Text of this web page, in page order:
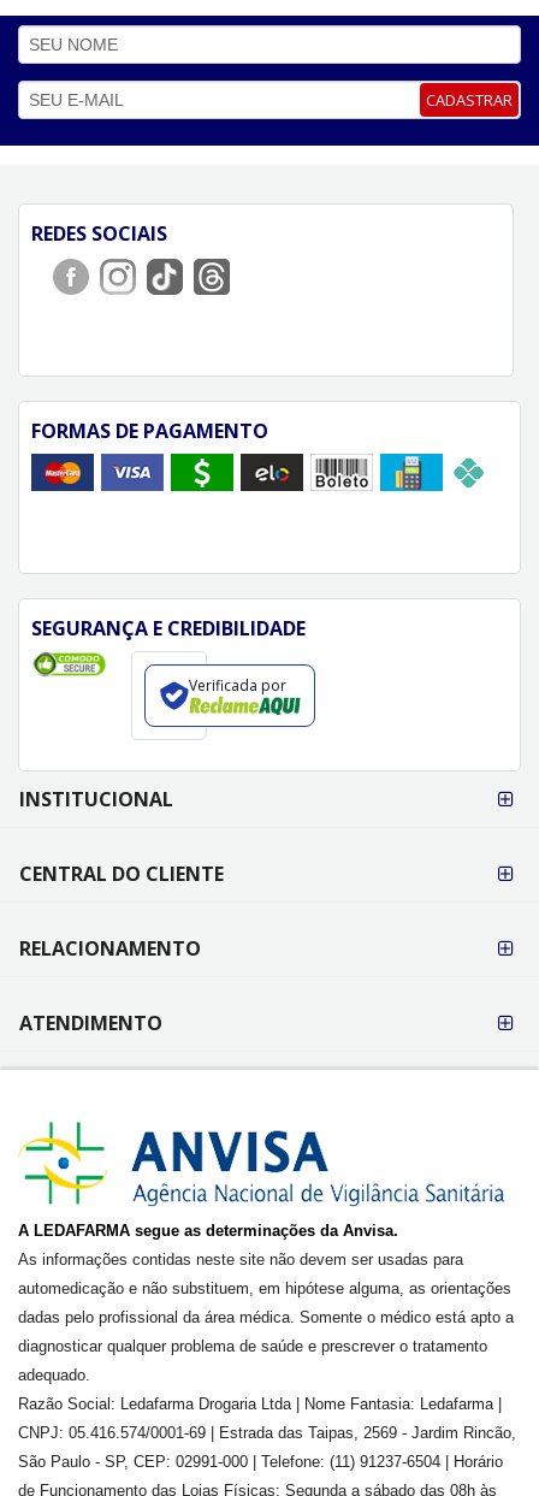
CADASTRAR
REDES SOCIAIS
FORMAS DE PAGAMENTO
SEGURANÇA E CREDIBILIDADE
Verificada por
FORMAS DE
PAGAMENTO
INSTITUCIONAL
CENTRAL DO CLIENTE
RELACIONAMENTO
ATENDIMENTO
A LEDAFARMA segue as determinações da Anvisa.
As informações contidas neste site não devem ser usadas para
automedicação e não substituem, em hipótese alguma, as orientações
dadas pelo profissional da área médica. Somente o médico está apto a
diagnosticar qualquer problema de saúde e prescrever o tratamento
adequado.
Razão Social: Ledafarma Drogaria Ltda | Nome Fantasia: Ledafarma |
CNPJ: 05.416.574/0001-69 | Estrada das Taipas, 2569 - Jardim Rincão,
São Paulo - SP, CEP: 02991-000 | Telefone: (11) 91237-6504 | Horário
de Funcionamento das Lojas Físicas: Segunda a sábado das 08h às